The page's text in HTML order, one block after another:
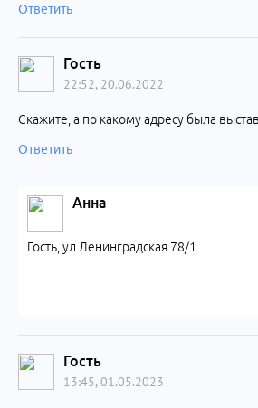
Ответить
Гость
22:52, 20.06.2022
Скажите, а по какому адресу была
Ответить
Анна
Гость, ул.Ленинградская 78/1
Гость
13:45, 01.05.2023